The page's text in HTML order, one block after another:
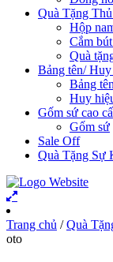
Quà Tặng
Hộp
Cắm
Quà
Bảng tên/ Huy
Bảng
Huy
Gốm sứ cao
Gốm sứ
Sale Off
Quà Tặng Sự
Trang chủ /Quà
oto